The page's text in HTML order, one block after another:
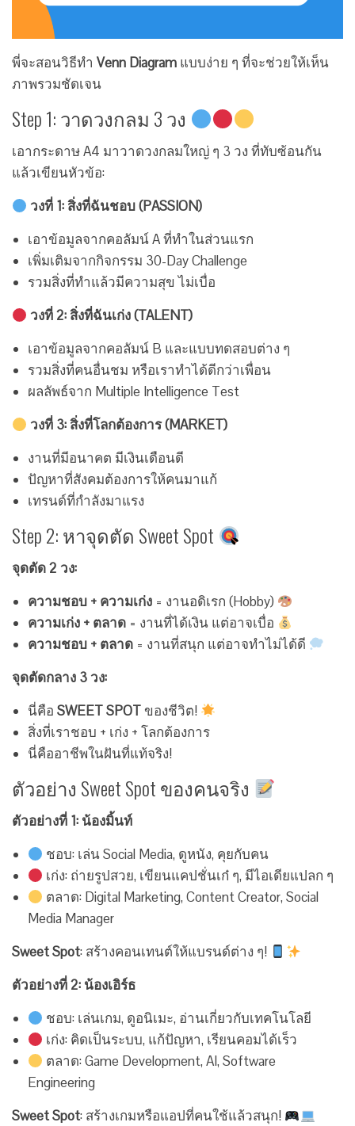
พี่จะสอนวิธีทำ Venn Diagram แบบง่าย ๆ ที่จะช่วยให้เห็น
ภาพรวมชัดเจน
Step 1: วาดวงกลม 3 วง
เอากระดาษ A4 มาวาดวงกลมใหญ่ ๆ 3 วง ที่ทับซ้อนกัน
แล้วเขียนหัวข้อ:
วงที่ 1: สิ่งที่ฉันชอบ (PASSION)
เอาข้อมูลจากคอลัมน์ A ที่ทำในส่วนแรก
เพิ่มเติมจากกิจกรรม 30-Day Challenge
รวมสิ่งที่ทำแล้วมีความสุข ไม่เบื่อ
วงที่ 2: สิ่งที่ฉันเก่ง (TALENT)
เอาข้อมูลจากคอลัมน์ B และแบบทดสอบต่าง ๆ
รวมสิ่งที่คนอื่นชม หรือเราทำได้ดีกว่าเพื่อน
ผลลัพธ์จาก Multiple Intelligence Test
วงที่ 3: สิ่งที่โลกต้องการ (MARKET)
งานที่มีอนาคต มีเงินเดือนดี
ปัญหาที่สังคมต้องการให้คนมาแก้
เทรนด์ที่กำลังมาแรง
Step 2: หาจุดตัด Sweet Spot
จุดตัด 2 วง:
ความชอบ + ความเก่ง = งานอดิเรก (Hobby)
ความเก่ง + ตลาด = งานที่ได้เงิน แต่อาจเบื่อ
ความชอบ + ตลาด = งานที่สนุก แต่อาจทำไม่ได้ดี
จุดตัดกลาง 3 วง:
นี่คือ SWEET SPOT ของชีวิต!
สิ่งที่เราชอบ + เก่ง + โลกต้องการ
นี่คืออาชีพในฝันที่แท้จริง!
ตัวอย่าง Sweet Spot ของคนจริง
ตัวอย่างที่ 1: น้องมิ้นท์
ชอบ: เล่น Social Media, ดูหนัง, คุยกับคน
เก่ง: ถ่ายรูปสวย, เขียนแคปชั่นเก๋ ๆ, มีไอเดียแปลก ๆ
ตลาด: Digital Marketing, Content Creator, Social
Media Manager
Sweet Spot: สร้างคอนเทนต์ให้แบรนด์ต่าง ๆ!
ตัวอย่างที่ 2: น้องเอิร์ธ
ชอบ: เล่นเกม, ดูอนิเมะ, อ่านเกี่ยวกับเทคโนโลยี
เก่ง: คิดเป็นระบบ, แก้ปัญหา, เรียนคอมได้เร็ว
ตลาด: Game Development, AI, Software
Engineering
Sweet Spot: สร้างเกมหรือแอปที่คนใช้แล้วสนุก!